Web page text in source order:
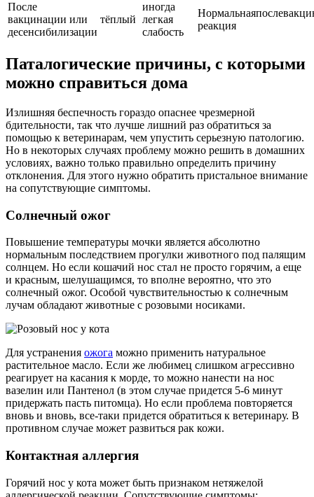
После
вакцинации или
десенсибилизации
тёплый
иногда
легкая
слабость
реакция
Паталогические причины, с которыми
можно справиться дома
Излишняя беспечность гораздо опаснее чрезмерной
бдительности, так что лучше лишний раз обратиться за
помощью к ветеринарам, чем упустить серьезную патологию.
Но в некоторых случаях проблему можно решить в домашних
условиях, важно только правильно определить причину
отклонения. Для этого нужно обратить пристальное внимание
на сопутствующие симптомы.
Солнечный ожог
Повышение температуры мочки является абсолютно
нормальным последствием прогулки животного под палящим
солнцем. Но если кошачий нос стал не просто горячим, а еще
и красным, шелушащимся, то вполне вероятно, что это
солнечный ожог. Особой чувствительностью к солнечным
лучам обладают животные с розовыми носиками.
Для устранения ожога можно применить натуральное
растительное масло. Если же любимец слишком агрессивно
реагирует на касания к морде, то можно нанести на нос
вазелин или Пантенол (в этом случае придется 5-6 минут
придержать пасть питомца). Но если проблема повторяется
вновь и вновь, все-таки придется обратиться к ветеринару. В
противном случае может развиться рак кожи.
Контактная аллергия
Горячий нос у кота может быть признаком нетяжелой